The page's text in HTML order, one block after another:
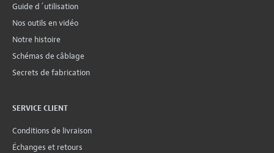
Guide d´utilisation
Nos outils en vidéo
Notre histoire
Schémas de câblage
Secrets de fabrication
SERVICE CLIENT
Conditions de livraison
Échanges et retours